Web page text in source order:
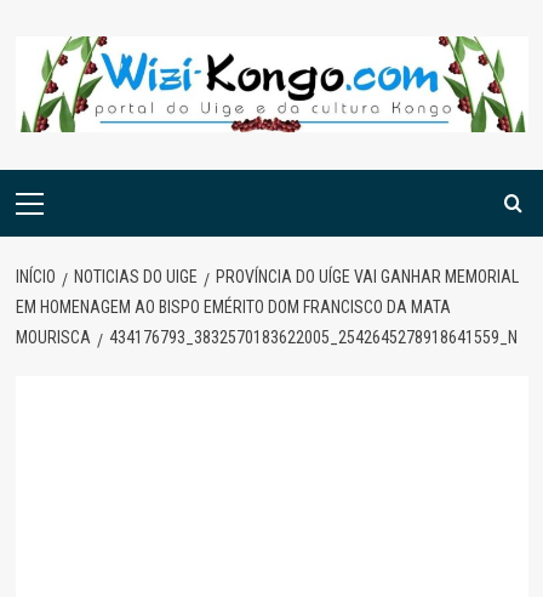
content
Menu
INÍCIO NOTICIAS DO UIGE
PROVÍNCIA DO UÍGE VAI GANHAR MEMORIAL
EM HOMENAGEM AO BISPO EMÉRITO DOM FRANCISCO DA MATA
MOURISCA
434176793_3832570183622005_2542645278918641559_N